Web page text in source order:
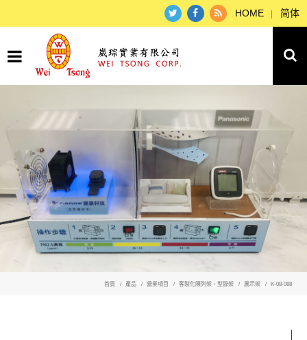
HOME 简体
首頁 產品 營業項目 客製化陳列架、型錄架 展示架 K-08-088